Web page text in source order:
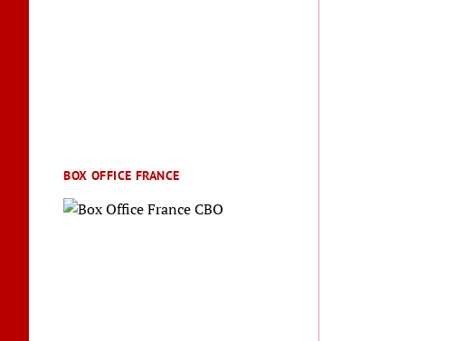
BOX OFFICE FRANCE